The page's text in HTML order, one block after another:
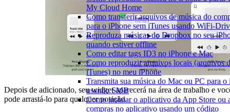
My Cloud Home
Como transferir arquivos de música do
para o iPhone sem iTunes usando WiFi-
Reproduza músicas do Dropbox no seu
quando estiver offline
Como editar tags ID3 no iPhone e Mac
Como reproduzir arquivos locais (arquivos
iTunes) no meu iPhone
Transmita sua música do Mac ou PC para o
usando SMB
Como instalar o aplicativo da App Store ou
compras no aplicativo usando um código
Depois de adicionado, seu widget aparecerá na área de trabalho e
pode arrastá-lo para qualquer posição.